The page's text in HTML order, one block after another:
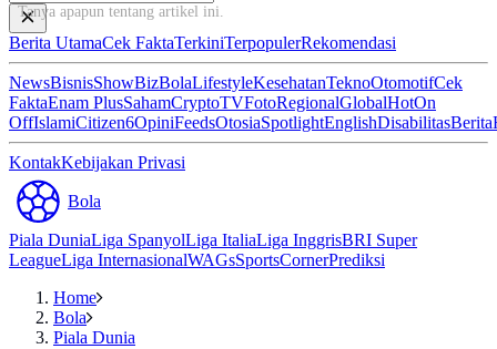
Tanya apapun tentang artikel ini
Berita UtamaCek FaktaTerkiniTerpopulerRekomendasi
NewsBisnisShowBizBolaLifestyleKesehatanTeknoOtomotifCek
FaktaEnam PlusSahamCryptoTVFotoRegionalGlobalHotOn
OffIslamiCitizen6OpiniFeedsOtosiaSpotlightEnglishDisabilitasBerita
KontakKebijakan Privasi
Bola
Piala DuniaLiga SpanyolLiga ItaliaLiga InggrisBRI Super
LeagueLiga InternasionalWAGsSportsCornerPrediksi
Home
Bola
Piala Dunia